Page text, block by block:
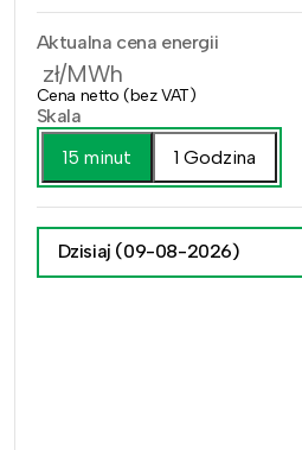
Aktualna cena energii
zł/MWh
Cena netto (bez VAT)
Skala
15 minut
1 Godzina
Dzisiaj (09-08-2026)